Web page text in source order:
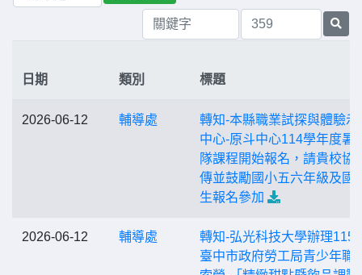
日期 類別 標題
2026-06-12 輔導處
轉知-本縣職業試探與體驗示
中心-原斗中心114學年度暑
隊課程開始報名，請貴校協
傳並鼓勵國小五六年級及國
生報名參加
2026-06-12 輔導處
轉知-弘光科技大學辦理115
臺中市政府勞工局青少年職